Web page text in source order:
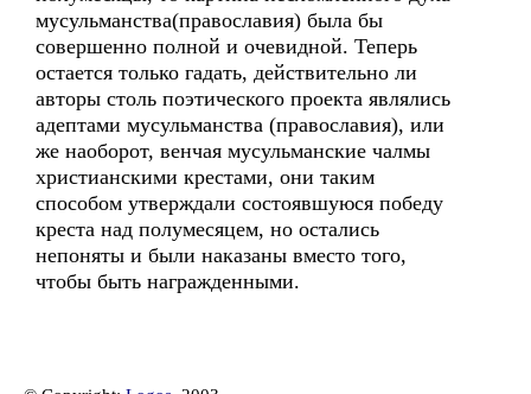
мусульманства(православия) была бы
совершенно полной и очевидной. Теперь
остается только гадать, действительно ли
авторы столь поэтического проекта являлись
адептами мусульманства (православия), или
же наоборот, венчая мусульманские чалмы
христианскими крестами, они таким
способом утверждали состоявшуюся победу
креста над полумесяцем, но остались
непоняты и были наказаны вместо того,
чтобы быть награжденными.